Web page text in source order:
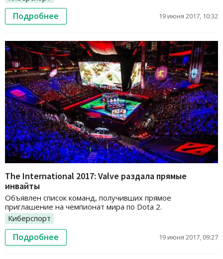
Подробнее 19 июня 2017, 10:32
The International 2017: Valve раздала прямые
инвайты
Объявлен список команд, получивших прямое
приглашение на чемпионат мира по Dota 2.
Киберспорт
Подробнее 19 июня 2017, 09:27